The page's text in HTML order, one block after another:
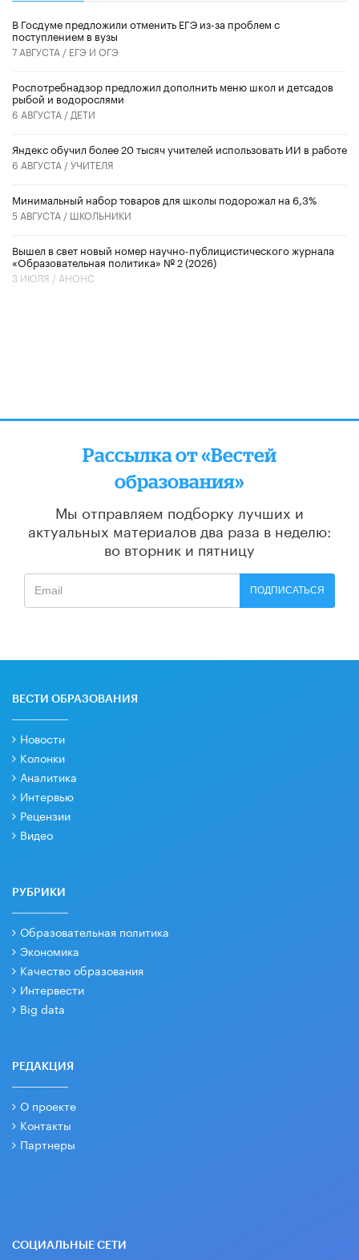
В Госдуме предложили отменить ЕГЭ из-за проблем с
поступлением в вузы
7 АВГУСТА / ЕГЭ И ОГЭ
Роспотребнадзор предложил дополнить меню школ и детсадов
рыбой и водорослями
6 АВГУСТА / ДЕТИ
​Яндекс обучил более 20 тысяч учителей использовать ИИ в работе
6 АВГУСТА /УЧИТЕЛЯ
Минимальный набор товаров для школы подорожал на 6,3%
5 АВГУСТА / ШКОЛЬНИКИ
Вышел в свет новый номер научно-публицистического журнала
«Образовательная политика» № 2 (2026)
3 ИЮЛЯ / АНОНС
Рассылка от «Вестей
образования»
Мы отправляем подборку лучших и
актуальных материалов два раза в неделю:
во вторник и пятницу
ПОДПИСАТЬСЯ
ВЕСТИ ОБРАЗОВАНИЯ
Новости
Колонки
Аналитика
Интервью
Рецензии
Видео
РУБРИКИ
Образовательная политика
Экономика
Качество образования
Интервести
Big data
РЕДАКЦИЯ
О проекте
Контакты
Партнеры
СОЦИАЛЬНЫЕ СЕТИ